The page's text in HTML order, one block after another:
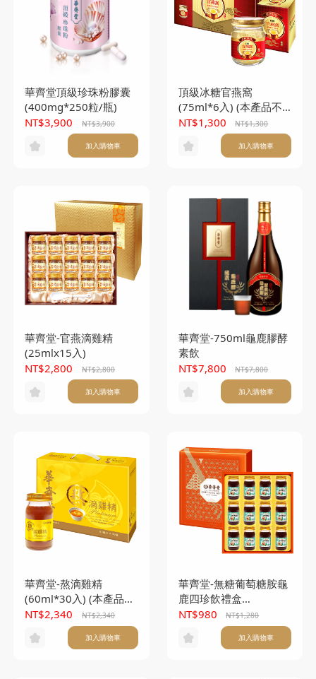
華齊堂頂級珍珠粉膠囊
(400mg*250粒/瓶)
NT$3,900
NT$3,900
加入購物車
頂級冰糖官燕窩
(75ml*6入) (本產品不
另附提袋)
NT$1,300 NT$1,300
加入購物車
華齊堂-官燕滴雞精
(25mlx15入)
NT$2,800
NT$2,800
加入購物車
華齊堂-750ml龜鹿膠酵
素飲
NT$7,800
NT$7,800
加入購物車
華齊堂-熬滴雞精
(60ml*30入) (本產品不
附提袋)
NT$2,340 NT$2,340
加入購物車
華齊堂-無糖葡萄糖胺龜
鹿四珍飲禮盒
(60ml*12入)
NT$980 NT$1,280
加入購物車